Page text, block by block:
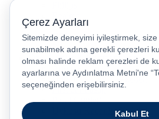
Xiaomi
TCL
Sony
Özel Günler & Kampanyalar
Apple Eğitim
Düğün ve Çeyiz Paketleri
Fırsatlar Pasajı
Pasaj Günleri
Uykusu Kaçanlar Kulübü